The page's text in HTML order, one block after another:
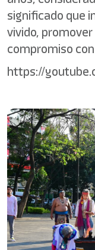
significado que
vivido,
compromiso
https://